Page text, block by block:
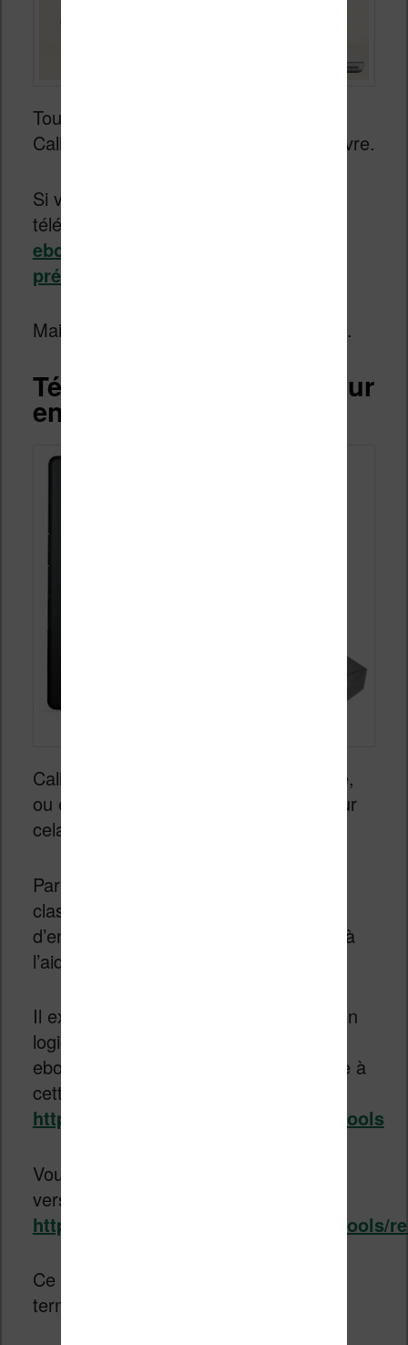
Tout d’abord, il vous faudra le logiciel
Calibre pour gérer votre collection de livre.
Si vous ne l’avez pas, vous pouvez le
télécharger sur ce site
ebook.com/
présentation
Maintenant, les choses se compliquent.
Télécharger un plugin pour
enlever le DRM
Calibre n’est pas un logiciel de piratage,
ou en tout cas, il n’a pas été conçu pour
cela.
Par contre, il a été conçu pour gérer et
classer des ebooks et il est possible
d’enrichir les fonctionnalités du logiciel à
l’aide de « plugins ».
Il existe donc un « plugin » (ou « greffon
logiciel ») pour supprimer les DRM des
ebooks. Il a pignon sur rue et se trouve à
cette adresse :
https://github.com/noDRM/DeDRM_tools
Vous devez télécharger le dernière
version du plugin depuis cette page :
https://github.com/noDRM/DeDRM_tools/
Ce qu’il vous faut c’est le fichier qui se
termine par « .zip ».